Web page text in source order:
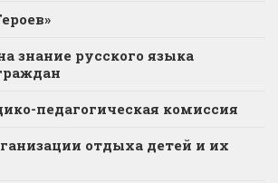
знание русского языка
педагогическая комиссия
отдыха детей и их